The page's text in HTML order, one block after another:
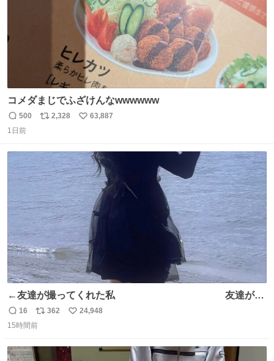
コメダまじでふざけんなwwwwww
返
信
500
リ
ト
数
2,328
い
数
63,887
1日前
←友達が撮ってくれた私 友達が描
いてくれた私→
返
信
16
リ
ポ
ト
362
い
数
24,948
15時間前